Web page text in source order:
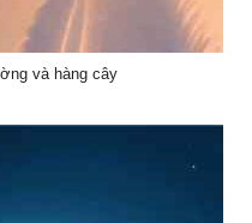
và hàng cây